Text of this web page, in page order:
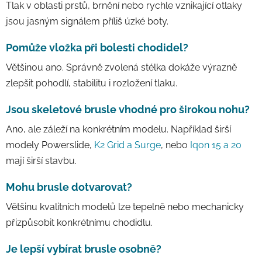
Tlak v oblasti prstů, brnění nebo rychle vznikající otlaky
jsou jasným signálem příliš úzké boty.
Pomůže vložka při bolesti chodidel?
Většinou ano. Správně zvolená stélka dokáže výrazně
zlepšit pohodlí, stabilitu i rozložení tlaku.
Jsou skeletové brusle vhodné pro širokou nohu?
Ano, ale záleží na konkrétním modelu. Například širší
modely Powerslide, K2 Grid a Surge, nebo Iqon 15 a 20
mají širší stavbu.
Mohu brusle dotvarovat?
Většinu kvalitních modelů lze tepelně nebo mechanicky
přizpůsobit konkrétnímu chodidlu.
Je lepší vybírat brusle osobně?